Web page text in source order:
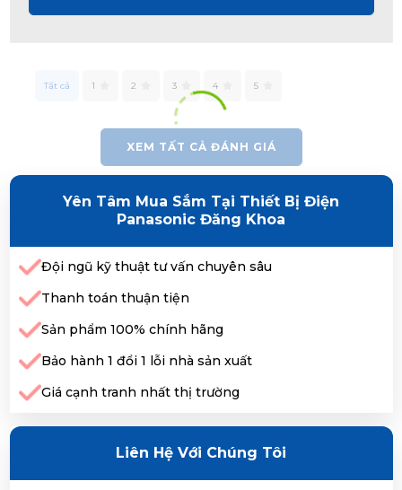
Tất cả 1 2 3 4 5
XEM TẤT CẢ ĐÁNH GIÁ
Yên Tâm Mua Sắm Tại Thiết Bị Điện
Panasonic Đăng Khoa
Đội ngũ kỹ thuật tư vấn chuyên sâu
Thanh toán thuận tiện
Sản phẩm 100% chính hãng
Bảo hành 1 đổi 1 lỗi nhà sản xuất
Giá cạnh tranh nhất thị trường
Liên Hệ Với Chúng Tôi